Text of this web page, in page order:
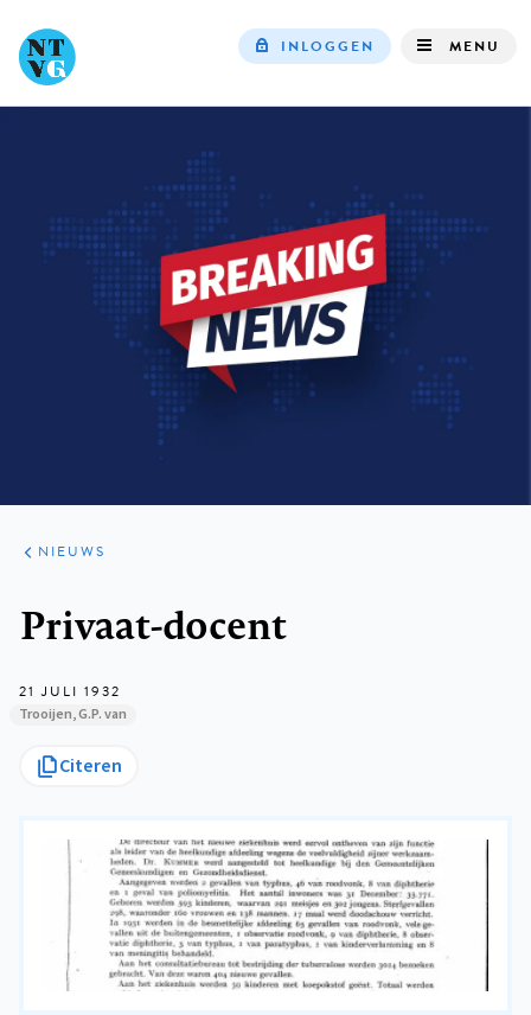
INLOGGEN MENU
ARTIKELEN
HET
KORT
NIEUWS
Privaat-docent
21 JULI 1932
Trooijen, G.P. van
Citeren